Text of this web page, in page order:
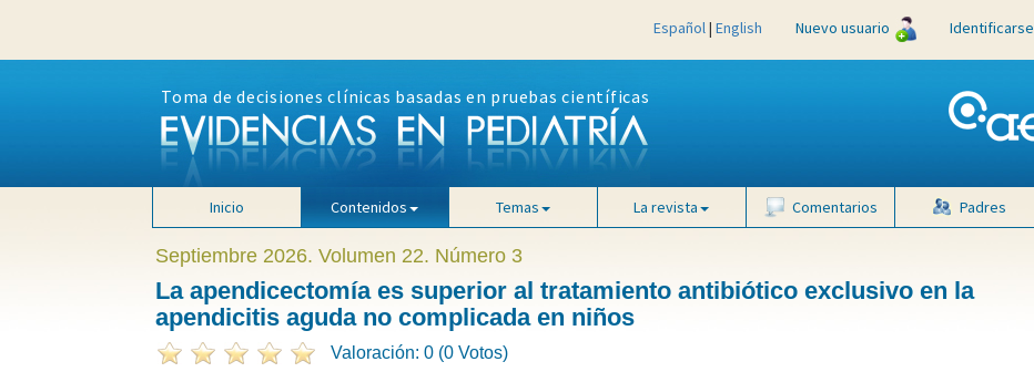
Español| English Nuevo usuario Identificarse
Toma de decisiones clínicas basadas en pruebas científicas
Inicio Contenidos Temas La revista Comentarios Padres
Septiembre 2026. Volumen 22. Número 3
La apendicectomía es superior al tratamiento antibiótico exclusivo en la
apendicitis aguda no complicada en niños
Valoración: 0 (0 Votos)